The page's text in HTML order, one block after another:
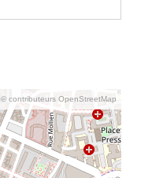
© contributeurs OpenStreetMap